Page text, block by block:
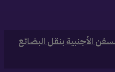
الأجنبية بنقل البضائع